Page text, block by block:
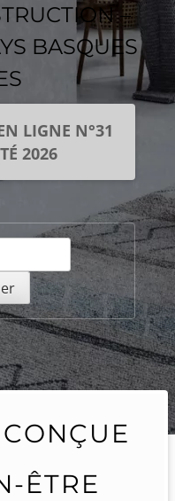
–
BASQUES
LIGNE N°31
2026
ÊTRE